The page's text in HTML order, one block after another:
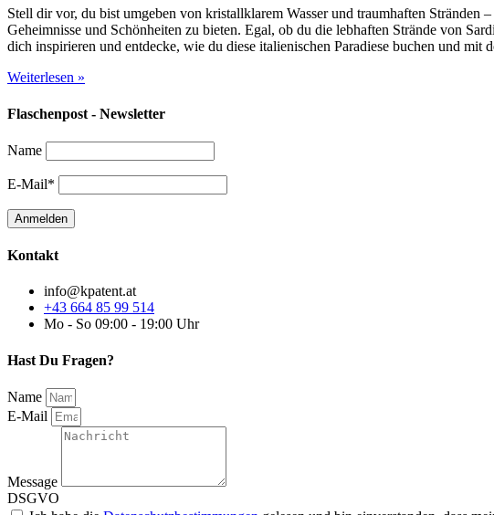
Stell dir vor, du bist umgeben von kristallklarem Wasser und traumhaften Stränden
Geheimnisse und Schönheiten zu bieten. Egal, ob du die lebhaften Strände von
dich inspirieren und entdecke, wie du diese italienischen Paradiese buchen und mit
Weiterlesen »
Flaschenpost - Newsletter
Name
E-Mail*
Kontakt
info@kpatent.at
+43 664 85 99 514
Mo - So 09:00 - 19:00 Uhr
Hast Du Fragen?
Name
E-Mail
Message
DSGVO